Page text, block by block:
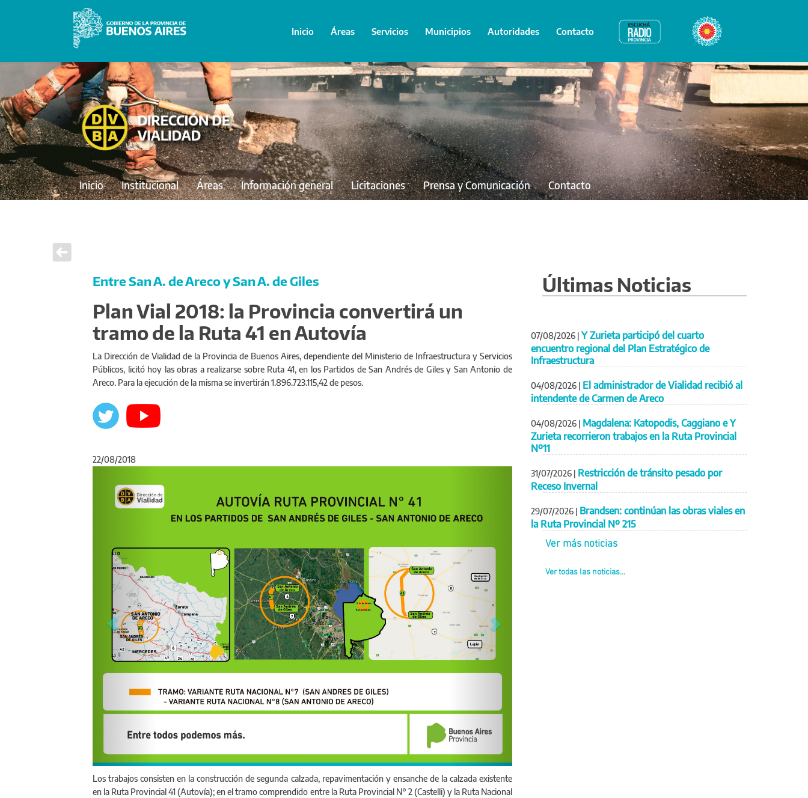
Inicio Áreas Servicios Municipios Autoridades Contacto Radio Provincia Bicentenario
Inicio Institucional Áreas Información general Licitaciones Prensa y Comunicación Contacto
Entre San A. de Areco y San A. de Giles
Plan Vial 2018: la Provincia convertirá un
tramo de la Ruta 41 en Autovía
La Dirección de Vialidad de la Provincia de Buenos Aires, dependiente del Ministerio de Infraestructura y Servicios
Públicos, licitó hoy las obras a realizarse sobre Ruta 41, en los Partidos de San Andrés de Giles y San Antonio de
Areco. Para la ejecución de la misma se invertirán 1.896.723.115,42 de pesos.
22/08/2018
El Sub Administrador de Vialidad, junto los Gerentes Ejecutivo y Técnico, respectivamente.
Siguiente
Los trabajos consisten en la construcción de segunda calzada, repavimentación y ensanche de la calzada existente
en la Ruta Provincial 41 (Autovía); en el tramo comprendido entre la Ruta Provincial N° 2 (Castelli) y la Ruta Nacional
Últimas Noticias
07/08/2026 | Y Zurieta participó del cuarto
encuentro regional del Plan Estratégico de
Infraestructura
04/08/2026 | El administrador de Vialidad recibió al
intendente de Carmen de Areco
04/08/2026 | Magdalena: Katopodis, Caggiano e Y
Zurieta recorrieron trabajos en la Ruta Provincial
Nº11
31/07/2026 | Restricción de tránsito pesado por
Receso Invernal
29/07/2026 | Brandsen: continúan las obras viales en
la Ruta Provincial Nº 215
Ver más noticias
Ver todas las noticias...